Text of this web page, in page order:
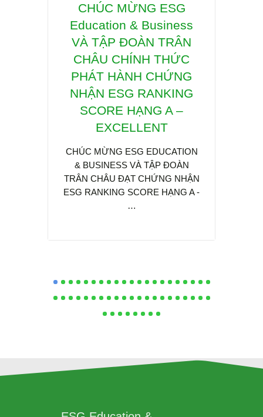
CHÚC MỪNG ESG
Education & Business
VÀ TẬP ĐOÀN TRÂN
CHÂU CHÍNH THỨC
PHÁT HÀNH CHỨNG
NHẬN ESG RANKING
SCORE HẠNG A –
EXCELLENT
CHÚC MỪNG ESG EDUCATION
& BUSINESS VÀ TẬP ĐOÀN
TRÂN CHÂU ĐẠT CHỨNG NHẬN
ESG RANKING SCORE HẠNG A -
…